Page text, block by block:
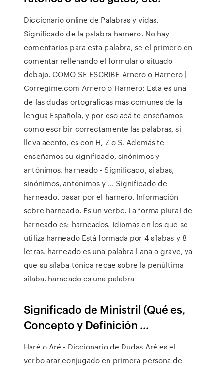
Diccionario online de Palabras y vidas.
Significado de la palabra harnero. No hay
comentarios para esta palabra, se el primero en
comentar rellenando el formulario situado
debajo. COMO SE ESCRIBE Arnero o Harnero |
Corregime.com Arnero o Harnero: Esta es una
de las dudas ortograficas más comunes de la
lengua Española, y por eso acá te enseñamos
como escribir correctamente las palabras, si
lleva acento, es con H, Z o S. Además te
enseñamos su significado, sinónimos y
antónimos. harneado - Significado, sílabas,
sinónimos, antónimos y ... Significado de
harneado. pasar por el harnero. Información
sobre harneado. Es un verbo. La forma plural de
harneado es: harneados. Idiomas en los que se
utiliza harneado Está formada por 4 sílabas y 8
letras. harneado es una palabra llana o grave, ya
que su sílaba tónica recae sobre la penúltima
sílaba. harneado es una palabra
Significado de Ministril (Qué es,
Concepto y Definición ...
Haré o Aré - Diccionario de Dudas Aré es el
verbo arar conjugado en primera persona de